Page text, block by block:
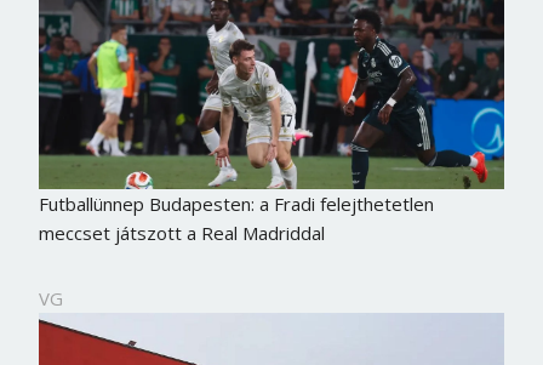
Futballünnep Budapesten: a Fradi felejthetetlen
meccset játszott a Real Madriddal
VG